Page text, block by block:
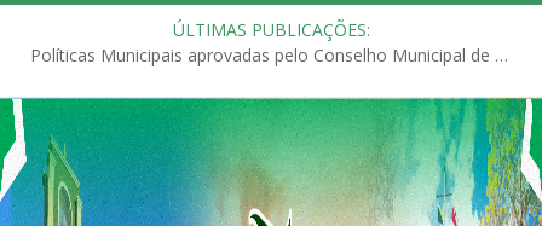
ÚLTIMAS PUBLICAÇÕES:
Políticas Municipais aprovadas pelo Conselho Municipal de Educação (CME)